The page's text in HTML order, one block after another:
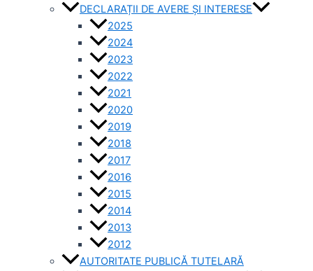
DECLARAȚII DE AVERE ȘI INTERESE
2025
2024
2023
2022
2021
2020
2019
2018
2017
2016
2015
2014
2013
2012
AUTORITATE PUBLICĂ TUTELARĂ